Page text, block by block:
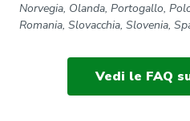
Norvegia, Olanda, Portogallo,
Romania, Slovacchia, Slovenia,
Vedi le FAQ